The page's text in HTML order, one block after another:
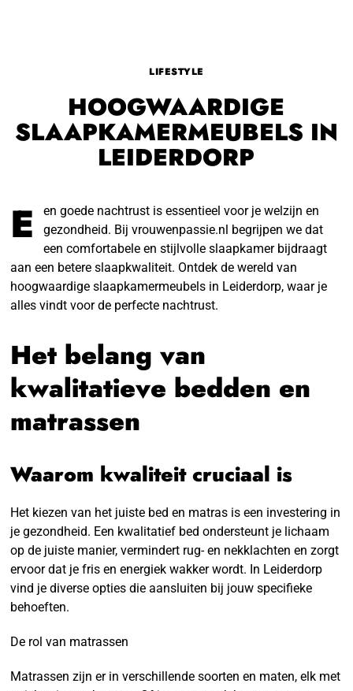
LIFESTYLE
HOOGWAARDIGE
SLAAPKAMERMEUBELS IN
LEIDERDORP
E
en goede nachtrust is essentieel voor je welzijn en
gezondheid. Bij vrouwenpassie.nl begrijpen we dat
een comfortabele en stijlvolle slaapkamer bijdraagt
aan een betere slaapkwaliteit. Ontdek de wereld van
hoogwaardige slaapkamermeubels in Leiderdorp, waar je
alles vindt voor de perfecte nachtrust.
Het belang van
kwalitatieve bedden en
matrassen
Waarom kwaliteit cruciaal is
Het kiezen van het juiste bed en matras is een investering in
je gezondheid. Een kwalitatief bed ondersteunt je lichaam
op de juiste manier, vermindert rug- en nekklachten en zorgt
ervoor dat je fris en energiek wakker wordt. In Leiderdorp
vind je diverse opties die aansluiten bij jouw specifieke
behoeften.
De rol van matrassen
Matrassen zijn er in verschillende soorten en maten, elk met